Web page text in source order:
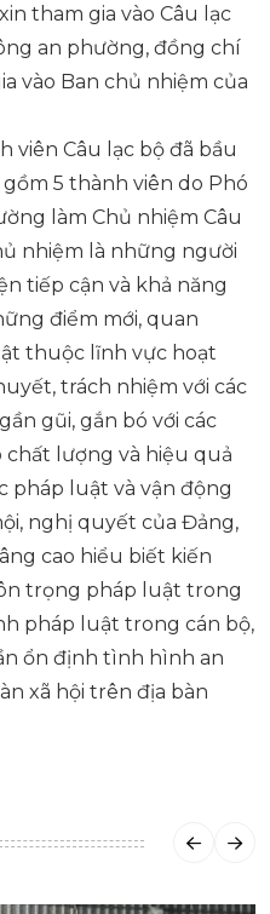
tham gia vào Câu lạc
an phường, đồng chí
vào Ban chủ nhiệm của
viên Câu lạc bộ đã bầu
5 thành viên do Phó
làm Chủ nhiệm Câu
nhiệm là những người
tiếp cận và khả năng
điểm mới, quan
thuộc lĩnh vực hoạt
trách nhiệm với các
gũi, gắn bó với các
lượng và hiệu quả
pháp luật và vận động
nghị quyết của Đảng,
cao hiểu biết kiến
trọng pháp luật trong
pháp luật trong cán bộ,
ổn định tình hình an
xã hội trên địa bàn